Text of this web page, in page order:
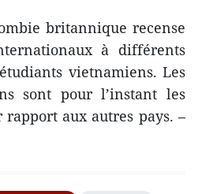
britannique recense
à différents
vietnamiens. Les
sont pour l’instant les
aux autres pays. –